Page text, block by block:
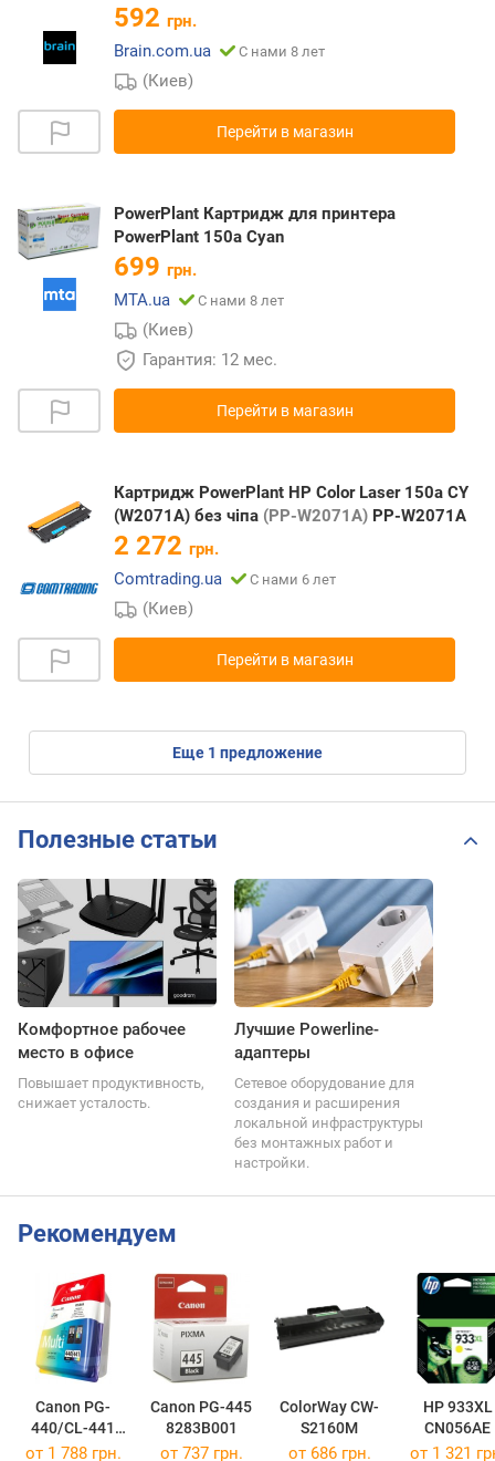
592 грн.
Brain.com.ua
С нами 8 лет
(Киев)
Перейти в магазин
PowerPlant Картридж для принтера
PowerPlant 150a Cyan
699 грн.
MTA.ua
С нами 8 лет
(Киев)
Гарантия: 12 мес.
Перейти в магазин
Картридж PowerPlant HP Color Laser 150a CY
(W2071A) без чіпа (PP-W2071A) PP-W2071A
2 272 грн.
Comtrading.ua
С нами 6 лет
(Киев)
Перейти в магазин
eще 1 предложение
Полезные статьи
Комфортное рабочее
место в офисе
Повышает продуктивность,
снижает усталость.
Лучшие Powerline-
адаптеры
Сетевое оборудование для
создания и расширения
локальной инфраструктуры
без монтажных работ и
настройки.
Рекомендуем
Canon PG-
440/CL-441
MULTI
Canon PG-445
8283B001
ColorWay CW-
S2160M
HP 933XL
CN056AE
от 1 788 грн. от 737 грн. от 686 грн. от 1 321